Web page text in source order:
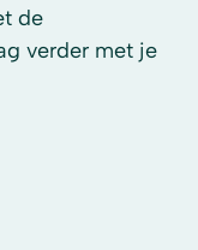
de
verder met je